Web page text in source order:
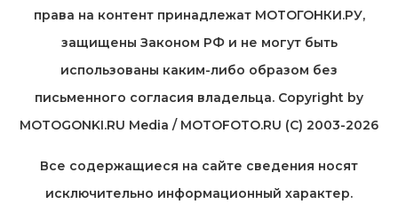
права на контент принадлежат МОТОГОНКИ.РУ,
защищены Законом РФ и не могут быть
использованы каким-либо образом без
письменного согласия владельца. Copyright by
MOTOGONKI.RU Media / MOTOFOTO.RU (C) 2003-2026
Все содержащиеся на cайте сведения носят
исключительно информационный характер.